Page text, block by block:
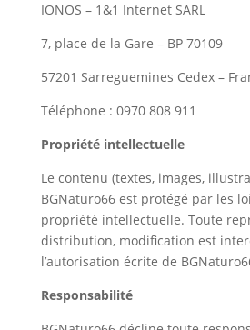
IONOS – 1&1 Internet SARL
7, place de la Gare – BP 70109
57201 Sarreguemines Cedex –
Téléphone : 0970 808 911
Propriété intellectuelle
Le contenu (textes, images,
BGNaturo66 est protégé par les
propriété intellectuelle. Toute
distribution, modification est
l’autorisation écrite de
Responsabilité